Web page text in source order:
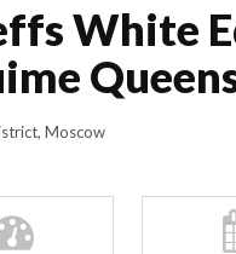
White
Moscow